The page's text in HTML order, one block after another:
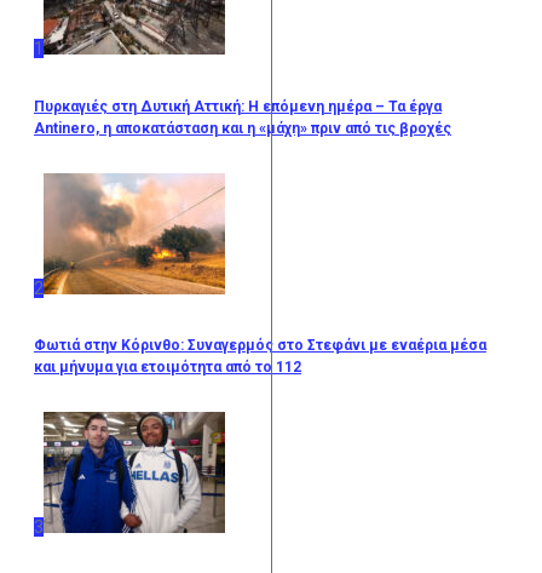
1
Πυρκαγιές στη Δυτική Αττική: Η επόμενη ημέρα – Τα έργα
Antinero, η αποκατάσταση και η «μάχη» πριν από τις βροχές
2
Φωτιά στην Κόρινθο: Συναγερμός στο Στεφάνι με εναέρια μέσα
και μήνυμα για ετοιμότητα από το 112
3